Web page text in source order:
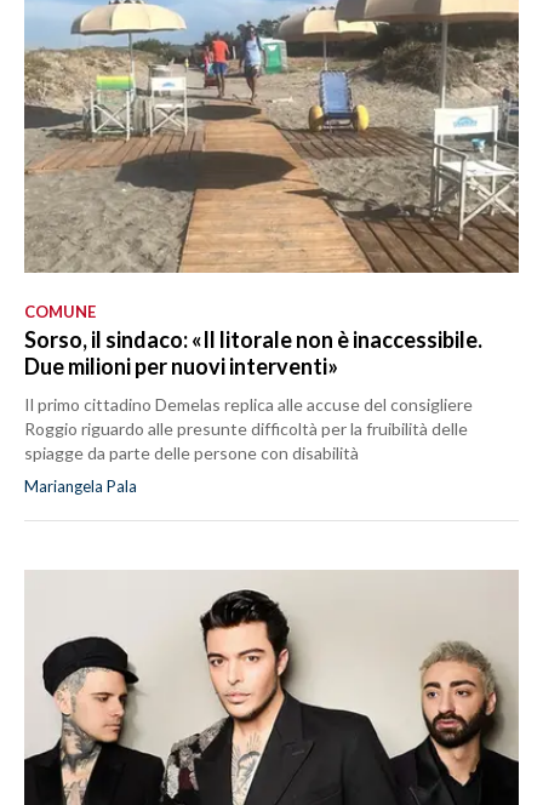
COMUNE
Sorso, il sindaco: «Il litorale non è inaccessibile.
Due milioni per nuovi interventi»
Il primo cittadino Demelas replica alle accuse del consigliere
Roggio riguardo alle presunte difficoltà per la fruibilità delle
spiagge da parte delle persone con disabilità
Mariangela Pala